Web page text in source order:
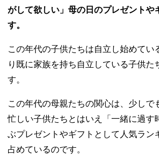
がして欲しい」母の日のプレゼントや
す。
この年代の子供たちは自立し始めてい
り既に家族を持ち自立している子供た
す。
この年代の母親たちの関心は、少しで
忙しい子供たちとはいえ「一緒に過す
ぶプレゼントやギフトとして人気ラン
占めているのです。